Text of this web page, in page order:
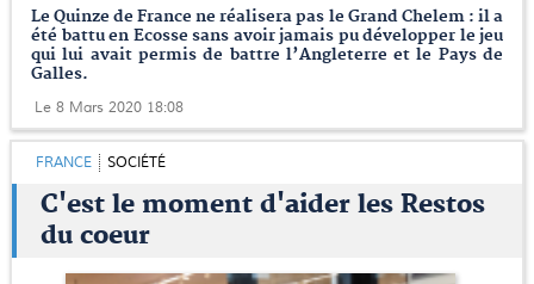
Le Quinze de France ne réalisera pas le Grand Chelem : il a
été battu en Ecosse sans avoir jamais pu développer le jeu
qui lui avait permis de battre l’Angleterre et le Pays de
Galles.
Le 8 Mars 2020 18:08
FRANCE SOCIÉTÉ
C'est le moment d'aider les Restos
du coeur